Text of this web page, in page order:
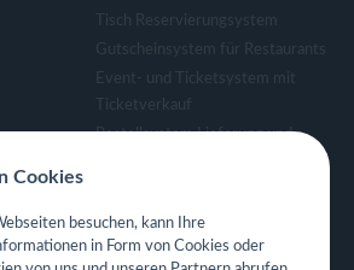
Tisch Reservierungsystem
Gutscheinsystem für Restaurants
Event- und Ticketsystem mit
Ticketverkauf
Bestellsystem Lieferung und
Eigene App für Restaurant
Cookies
besuchen, kann Ihre
in Form von Cookies oder